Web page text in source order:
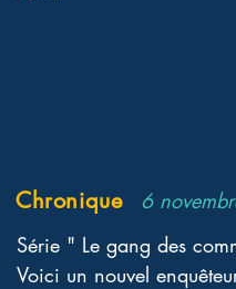
Chronique
6
Série " Le gang des
Voici un nouvel